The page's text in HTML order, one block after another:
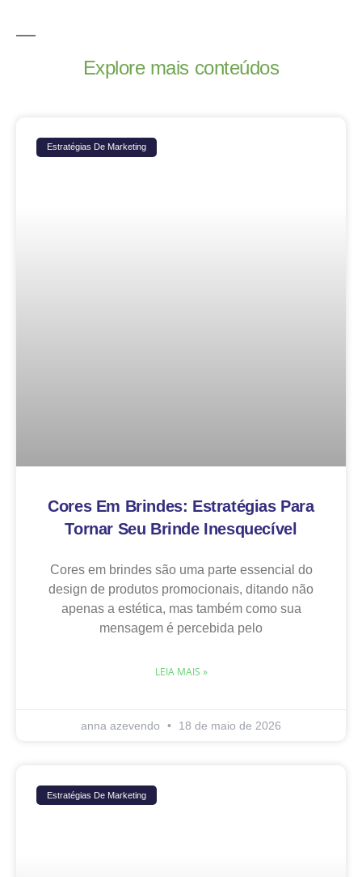
Explore mais conteúdos
Estratégias De Marketing
Cores Em Brindes: Estratégias Para
Tornar Seu Brinde Inesquecível
Cores em brindes são uma parte essencial do
design de produtos promocionais, ditando não
apenas a estética, mas também como sua
mensagem é percebida pelo
LEIA MAIS »
anna azevendo 18 de maio de 2026
Estratégias De Marketing